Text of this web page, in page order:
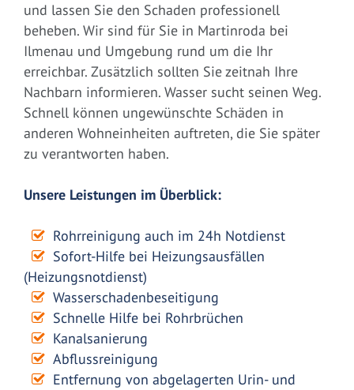
und lassen Sie den Schaden professionell
beheben. Wir sind für Sie in Martinroda bei
Ilmenau und Umgebung rund um die Ihr
erreichbar. Zusätzlich sollten Sie zeitnah Ihre
Nachbarn informieren. Wasser sucht seinen Weg.
Schnell können ungewünschte Schäden in
anderen Wohneinheiten auftreten, die Sie später
zu verantworten haben.
Unsere Leistungen im Überblick:
Rohrreinigung auch im 24h Notdienst
Sofort-Hilfe bei Heizungsausfällen
(Heizungsnotdienst)
Wasserschadenbeseitigung
Schnelle Hilfe bei Rohrbrüchen
Kanalsanierung
Abflussreinigung
Entfernung von abgelagerten Urin- und